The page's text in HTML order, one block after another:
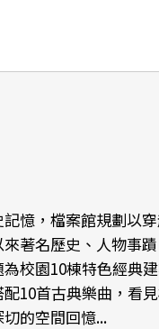
憶，檔案館規劃以
著名歷史、人物事
校園10棟特色經典
10首古典樂曲，看
的空間回憶...